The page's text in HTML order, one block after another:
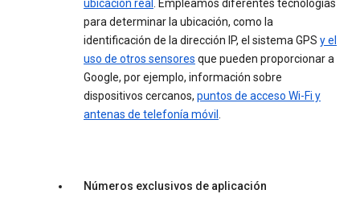
ubicación real. Empleamos diferentes tecnologías
para determinar la ubicación, como la
identificación de la dirección IP, el sistema GPS y el
uso de otros sensores que pueden proporcionar a
Google, por ejemplo, información sobre
dispositivos cercanos, puntos de acceso Wi-Fi y
antenas de telefonía móvil .
Números exclusivos de aplicación